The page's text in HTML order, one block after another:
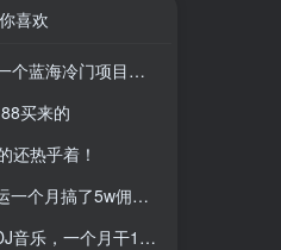
喜欢
在小红书上卖人事虚拟资料
买来的
还热乎着！
5w佣金，小白也能操作
一个月干100W+利润